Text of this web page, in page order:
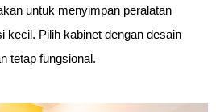
untuk menyimpan peralatan
kecil. Pilih kabinet dengan desain
tetap fungsional.